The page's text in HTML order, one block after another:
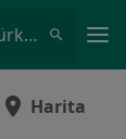
Demir Eksikliği • Manisa, Manisa, Türkiye
Harita